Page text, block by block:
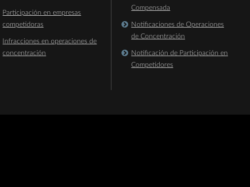
Participación en empresas
competidoras
Infracciones en operaciones de
concentración
Compensada
Notificaciones de Operaciones
de Concentración
Notificación de Participación en
Competidores